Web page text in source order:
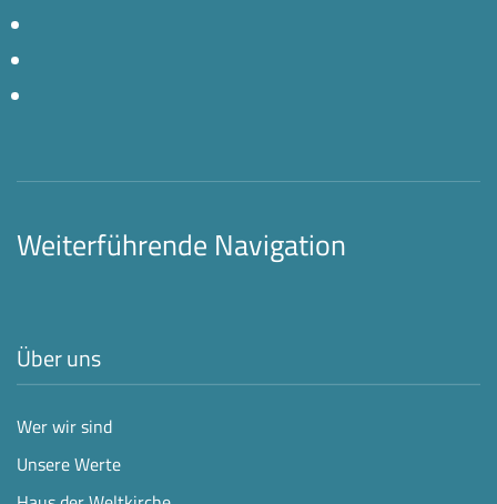
Weiterführende Navigation
Über uns
Wer wir sind
Unsere Werte